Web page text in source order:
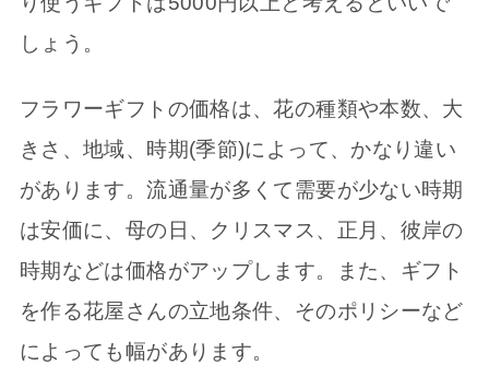
しょう。
フラワーギフトの価格は、花の種類や本数、大
きさ、地域、時期(季節)によって、かなり違い
があります。流通量が多くて需要が少ない時期
は安価に、母の日、クリスマス、正月、彼岸の
時期などは価格がアップします。また、ギフト
を作る花屋さんの立地条件、そのポリシーなど
によっても幅があります。